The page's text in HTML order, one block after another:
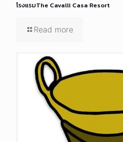
โรงแรมThe Cavalli Casa Resort
Read more